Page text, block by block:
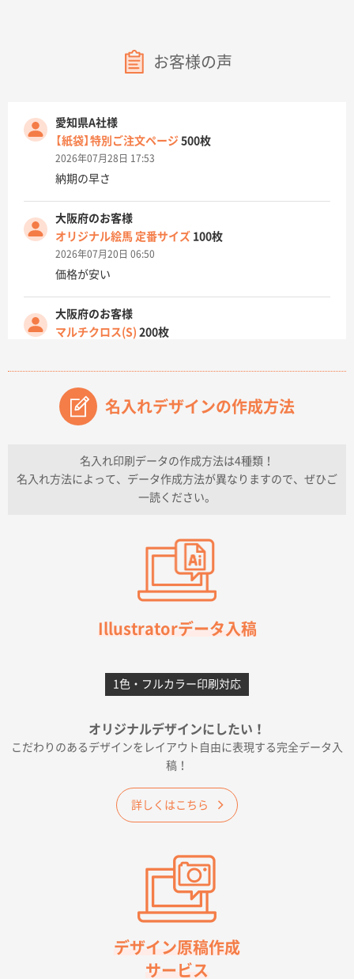
お客様の声
愛知県A社様
【紙袋】特別ご注文ページ 500枚
2026年07月28日 17:53
納期の早さ
大阪府のお客様
オリジナル絵馬 定番サイズ 100枚
2026年07月20日 06:50
価格が安い
大阪府のお客様
マルチクロス(S) 200枚
原稿データ流用が可能で価格が妥当なこと
兵庫県のお客様
チケットホルダー ダブルポケット
上記のとおりです。
柳さんの対応が素晴らしかった。
フレキソレジ袋 Uバッグ 35号
5000枚
2026年06月28日 15:14
千葉県A社様
2026年06月19日 09:41
価格 大丈夫そうな会社に見えた
大阪府のお客様
A4フルカラークリアファイル1000枚
【ポリ】特別ご注文ページ1000枚
2026年06月08日 17:38
対応の速さ、丁寧さ、提案など
名入れデザインの作成方法
名入れ印刷データの作成方法は4種類！
名入れ方法によって、データ作成方法が異なりますので、ぜひご
一読ください。
Illustratorデータ入稿
1色・フルカラー印刷対応
オリジナルデザインにしたい！
こだわりのあるデザインをレイアウト自由に表現する完全データ入
稿！
詳しくはこちら
デザイン原稿作成
サービス